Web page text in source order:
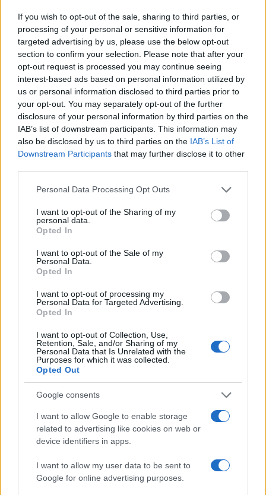
If you wish to opt-out of the sale, sharing to third parties, or
processing of your personal or sensitive information for
targeted advertising by us, please use the below opt-out
section to confirm your selection. Please note that after your
opt-out request is processed you may continue seeing
interest-based ads based on personal information utilized by
us or personal information disclosed to third parties prior to
your opt-out. You may separately opt-out of the further
disclosure of your personal information by third parties on the
IAB’s list of downstream participants. This information may
also be disclosed by us to third parties on the IAB’s List of
Downstream Participants that may further disclose it to other
Please note that this website/app uses one or more Google
not limited to your visit or usage behaviour. You may click to
grant or deny consent to Google and its third-party tags to
use your data for below specified purposes in below Google
consent section.
Personal Data Processing Opt Outs
I want to opt-out of the Sharing of my
personal data.
Opted In
I want to opt-out of the Sale of my
Personal Data.
Opted In
I want to opt-out of processing my
Personal Data for Targeted Advertising.
Opted In
I want to opt-out of Collection, Use,
Retention, Sale, and/or Sharing of my
Personal Data that Is Unrelated with the
Purposes for which it was collected.
Opted Out
Google consents
I want to allow Google to enable storage
related to advertising like cookies on web or
device identifiers in apps.
I want to allow my user data to be sent to
Google for online advertising purposes.
TEMI: Cinzia Pinna
Delitto Conca Entosa
Emanuele Ragnedda
Femminicidio Cinzia Pinna
Femminicidio Palau
Notizie Gallura
Notizie Sardegna
Omicidio Cinzia Pinna
Omicidio Palau
Notizie in tempo reale?
Entra nel canale telegram di
GalluraOggi.it
Inviaci le tue segnalazioni,
i tuoi video e le tue foto
Su WhatsApp al numero +39
Ricevi le nostre ultime news
daGoogle News
Condividi l'articolo
F
a
ce
b
T
w
it
te
Pi
n
te
re
W
h
at
s
S
h
re
Prossimo articolo